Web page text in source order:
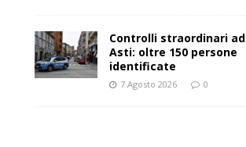
Controlli straordinari ad
Asti: oltre 150 persone
identificate
7 Agosto 2026 0